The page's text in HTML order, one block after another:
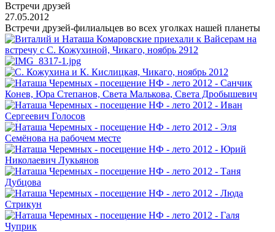
Встречи друзей
27.05.2012
Встречи друзей-филиальцев во всех уголках нашей планеты